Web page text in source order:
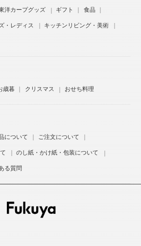
洋カープグッズ ギフト 食品
・レディス キッチンリビング・美術
歳暮 クリスマス おせち料理
について ご注文について
のし紙・かけ紙・包装について
る質問